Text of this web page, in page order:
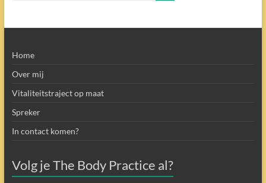
Home
Over mij
Vitaliteitstraject op maat
Spreker
In contact komen?
Volg je The Body Practice al?